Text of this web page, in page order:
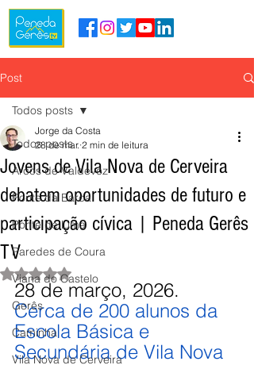
Post
Todos posts
Arcos de Valdevez
Ponte da Barca
Ponte de Lima
Paredes de Coura
Viana do Castelo
Gerês
Caminha
Vila Nova de Cerveira
Todos posts
Jovens de Vila Nova de Cerveira
debatem oportunidades de futuro e
participação cívica | Peneda Gerês
TV
Jorge da Costa
28 de mar. 2 min de leitura
Avaliado com NaN de 5 estrelas.
28 de março, 2026.
Cerca de 200 alunos da
Escola Básica e
Secundária de Vila Nova